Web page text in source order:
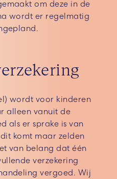
om deze in de
wordt er regelmatig
wordt voor kinderen
alleen vanuit de
als er sprake is van
komt maar zelden
van belang dat één
verzekering
vergoed. Wij